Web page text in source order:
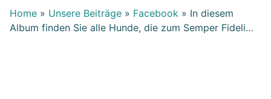
Home » Unsere Beiträge » Facebook » In diesem
Album finden Sie alle Hunde, die zum Semper Fideli…